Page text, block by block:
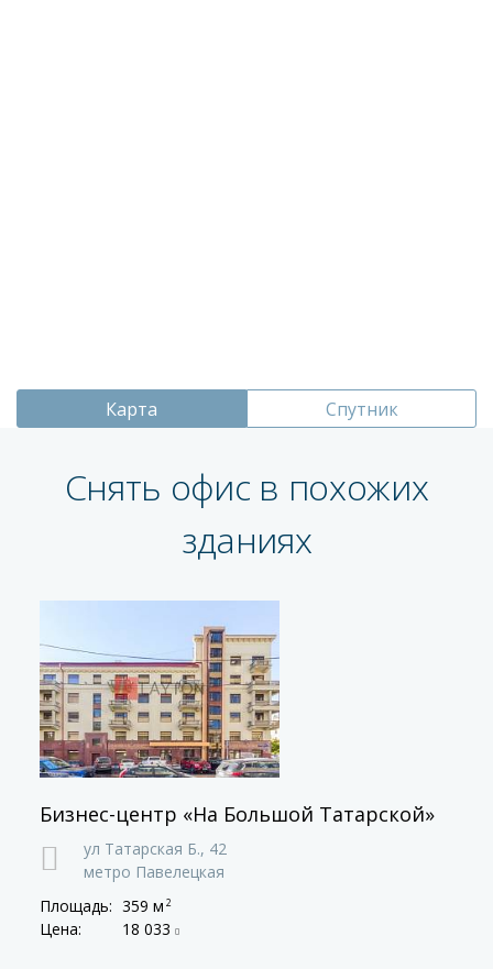
Карта Спутник
Снять офис в похожих
зданиях
Бизнес-центр «На Большой Татарской»
ул Татарская Б., 42
метро Павелецкая
Площадь: 359 м 2
Цена: 18 033